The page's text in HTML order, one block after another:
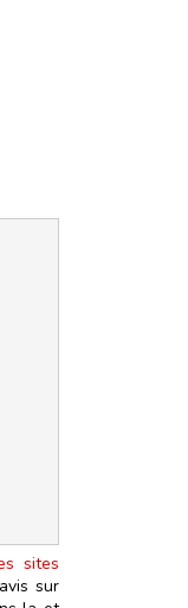
sites
sur